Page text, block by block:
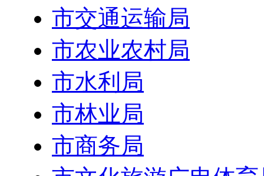
市交通运输局
市农业农村局
市水利局
市林业局
市商务局